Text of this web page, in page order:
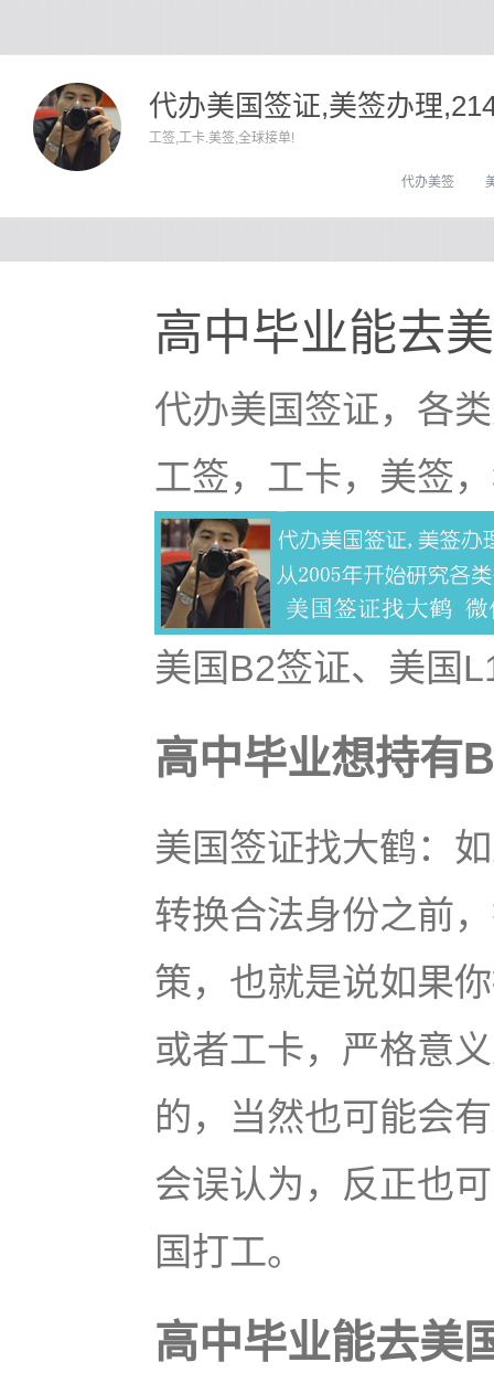
代办美国签证,美签办理
工签,工卡.美签,全球接单!
代办美签
高中毕业能去
代办美国签证，各
工签，工卡，美签
美国B2签证、美国
高中毕业想持有
美国签证找大鹤：
转换合法身份之前
策，也就是说如果
或者工卡，严格意
的，当然也可能会
会误认为，反正也
国打工。
高中毕业能去美